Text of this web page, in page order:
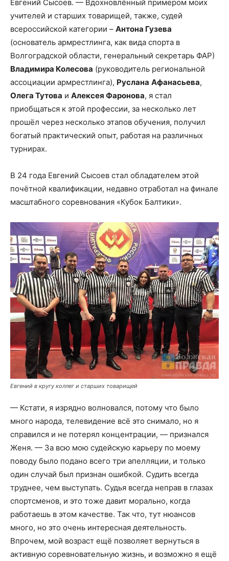
Евгений Сысоев. — Вдохновлённый примером моих
учителей и старших товарищей, также, судей
всероссийской категории – Антона Гузева
(основатель армрестлинга, как вида спорта в
Волгоградской области, генеральный секретарь ФАР)
Владимира Колесова (руководитель региональной
ассоциации армрестлинга), Руслана Афанасьева,
Олега Тутова и Алексея Фаронова, я стал
приобщаться к этой профессии, за несколько лет
прошёл через несколько этапов обучения, получил
богатый практический опыт, работая на различных
турнирах.
В 24 года Евгений Сысоев стал обладателем этой
почётной квалификации, недавно отработал на финале
масштабного соревнования «Кубок Балтики».
Евгений в кругу коллег и старших товарищей
— Кстати, я изрядно волновался, потому что было
много народа, телевидение всё это снимало, но я
справился и не потерял концентрации, — признался
Женя. — За всю мою судейскую карьеру по моему
поводу было подано всего три апелляции, и только
один случай был признан ошибкой. Судить всегда
труднее, чем выступать. Судья всегда неправ в глазах
спортсменов, и это тоже давит морально, когда
работаешь в этом качестве. Так что, тут нюансов
много, но это очень интересная деятельность.
Впрочем, мой возраст ещё позволяет вернуться в
активную соревновательную жизнь, и возможно я ещё